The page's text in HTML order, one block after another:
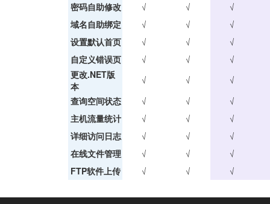
密码自助修改
√ √
√
域名自助绑定
√ √
√
设置默认首页
√ √
√
自定义错误页
√ √
√
更改.NET版
本
√ √
√
查询空间状态
√ √
√
主机流量统计
√ √
√
详细访问日志
√ √
√
在线文件管理
√ √
√
FTP软件上传
√ √ √